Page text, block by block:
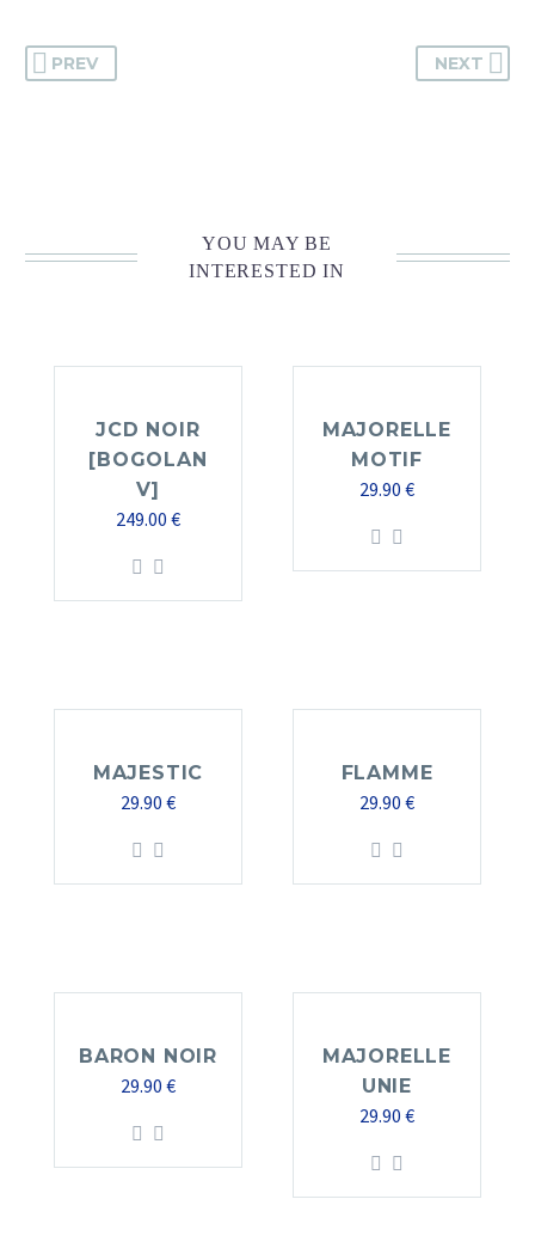
PREV NEXT
YOU MAY BE
INTERESTED IN
JCD NOIR
[BOGOLAN
V]
249.00 €
MAJORELLE
MOTIF
29.90 €
MAJESTIC
29.90 €
FLAMME
29.90 €
BARON NOIR
29.90 €
MAJORELLE
UNIE
29.90 €